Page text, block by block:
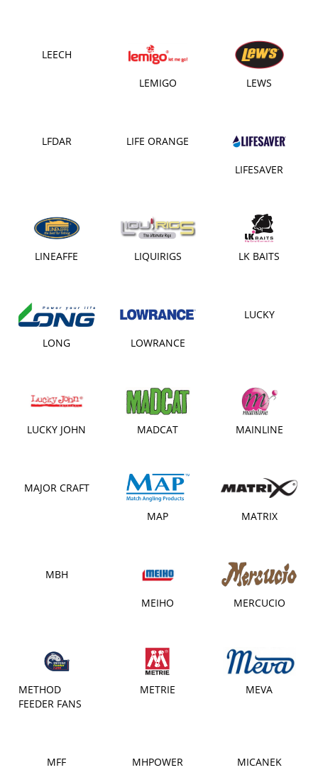
LEECH
LEMIGO LEWS
LFDAR LIFE ORANGE
LIFESAVER
LINEAFFE LIQUIRIGS LK BAITS
LONG LOWRANCE
LUCKY
LUCKY JOHN MADCAT MAINLINE
MAJOR CRAFT
MAP MATRIX
MBH
MEIHO MERCUCIO
METHOD
FEEDER FANS
METRIE MEVA
MFF MHPOWER MICANEK